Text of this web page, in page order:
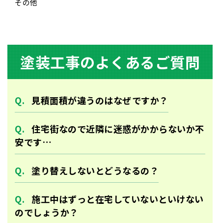
その他
塗装⼯事のよくあるご質問
⾒積⾯積が違うのはなぜですか？
住宅街なので近隣に迷惑がかからないか不
安です…
塗り替えしないとどうなるの？
施工中はずっと在宅していないといけない
のでしょうか？